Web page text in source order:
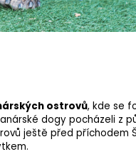
ostrovů, kde se
dogy pocházeli z
ještě před příchodem